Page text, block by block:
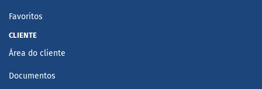
Favoritos
CLIENTE
Área do cliente
Documentos